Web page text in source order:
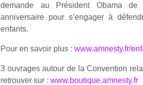
demande au Président Obama
anniversaire pour s’engager à
enfants.
Pour en savoir plus : www.amnesty.fr/
3 ouvrages autour de la Convention
retrouver sur : www.boutique.amnesty.fr